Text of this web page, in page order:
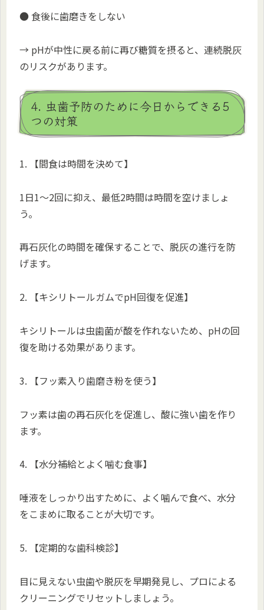
● 食後に歯磨きをしない
→ pHが中性に戻る前に再び糖質を摂ると、連続脱灰
のリスクがあります。
4. 虫歯予防のために今日からできる5
つの対策
1. 【間食は時間を決めて】
1日1〜2回に抑え、最低2時間は時間を空けましょ
う。
再石灰化の時間を確保することで、脱灰の進行を防
げます。
2. 【キシリトールガムでpH回復を促進】
キシリトールは虫歯菌が酸を作れないため、pHの回
復を助ける効果があります。
3. 【フッ素入り歯磨き粉を使う】
フッ素は歯の再石灰化を促進し、酸に強い歯を作り
ます。
4. 【水分補給とよく噛む食事】
唾液をしっかり出すために、よく噛んで食べ、水分
をこまめに取ることが大切です。
5. 【定期的な歯科検診】
目に見えない虫歯や脱灰を早期発見し、プロによる
クリーニングでリセットしましょう。